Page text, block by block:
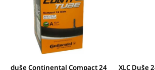
duše Continental Compact 24
XLC Duše